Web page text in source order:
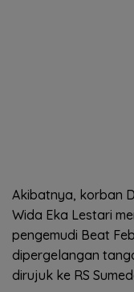
Akibatnya, korban
Wida Eka Lestari
pengemudi Beat
dipergelangan
dirujuk ke RS